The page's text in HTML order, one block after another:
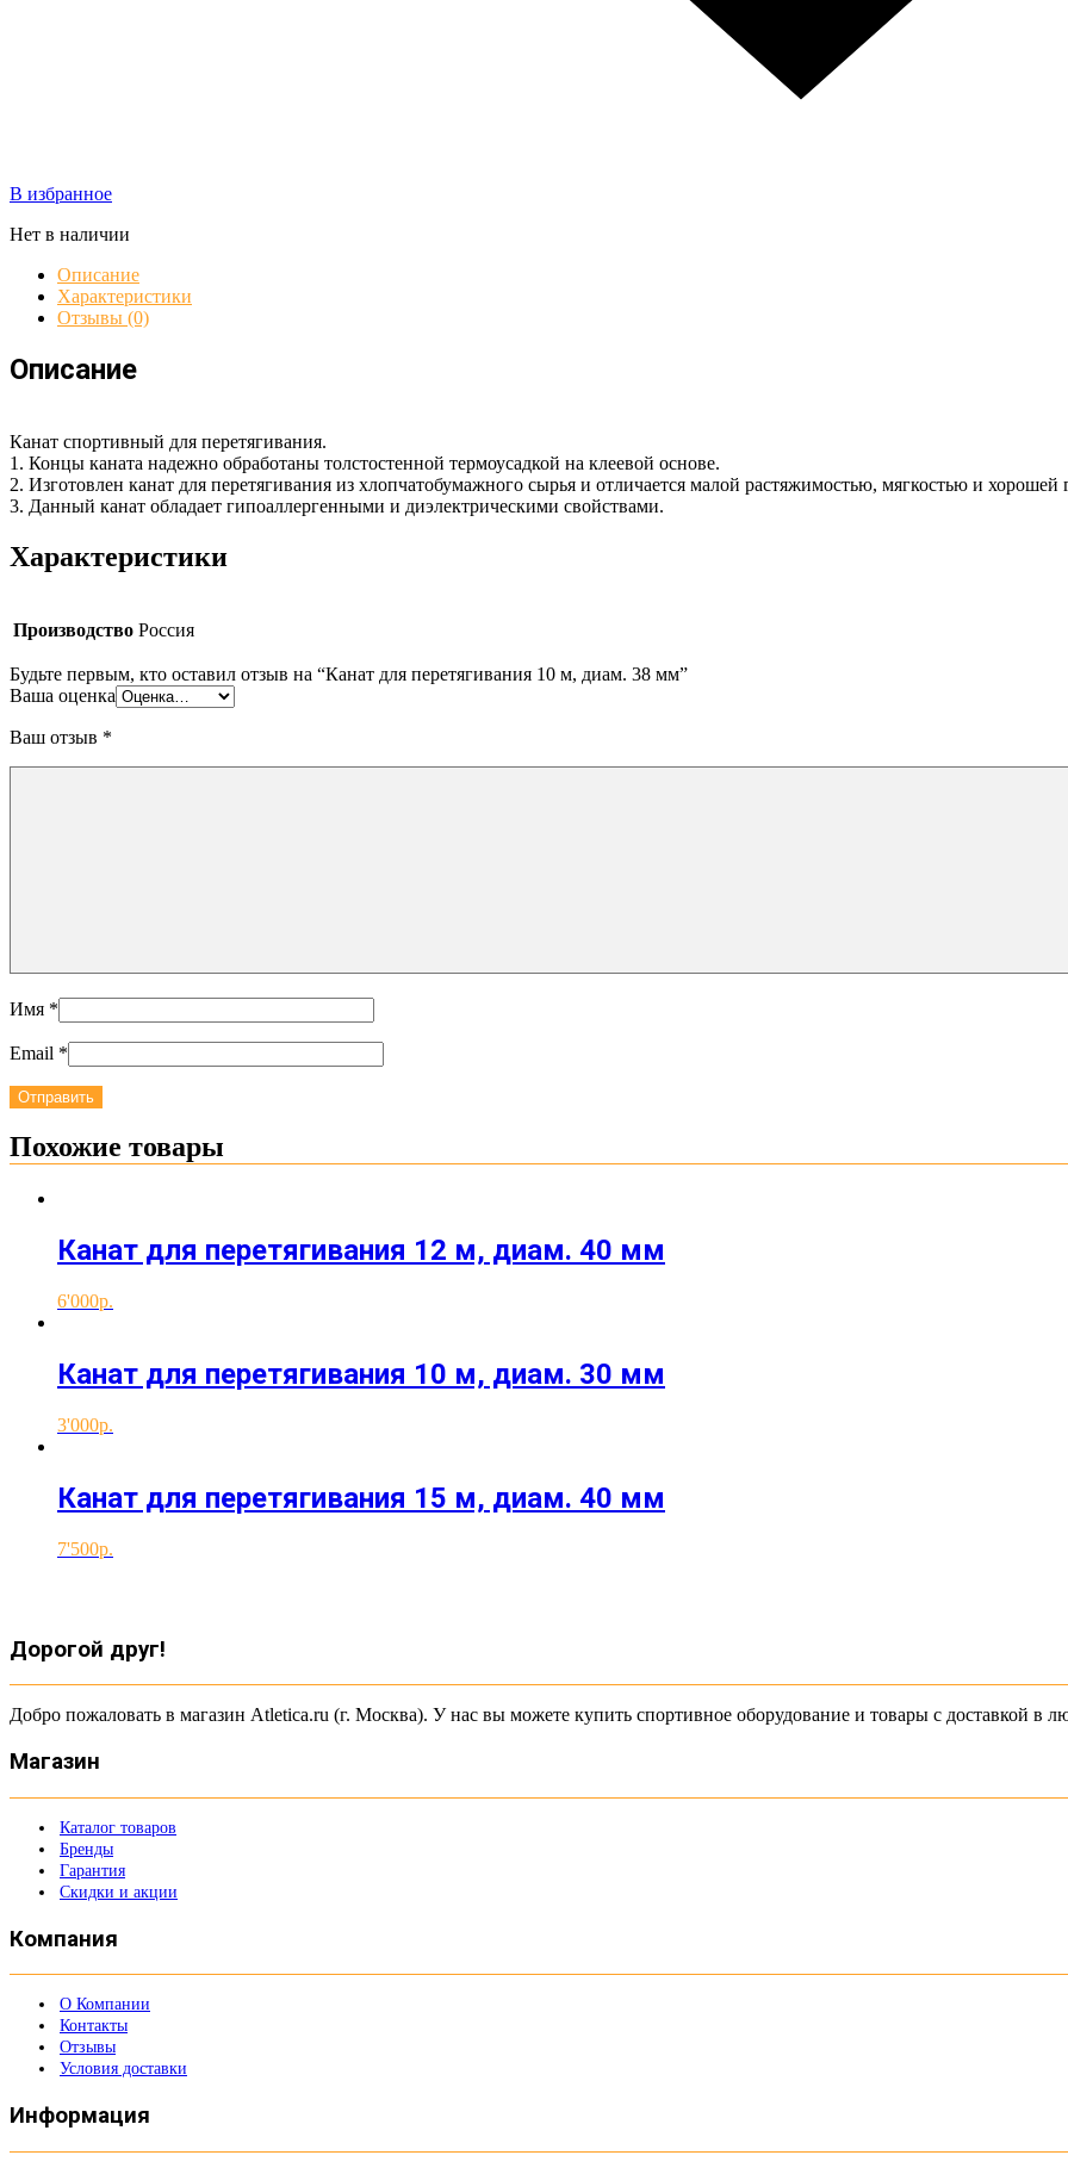
В избранное
Нет в наличии
Описание
Характеристики
Отзывы (0)
Описание
Канат спортивный для перетягивания.
1. Концы каната надежно обработаны толстостенной термоусадкой на клеевой основе.
2. Изготовлен канат для перетягивания из хлопчатобумажного сырья и отличается малой растяжимостью, мягкостью и хорошей
3. Данный канат обладает гипоаллергенными и диэлектрическими свойствами.
Характеристики
Производство Россия
Будьте первым, кто оставил отзыв на “Канат для перетягивания 10 м, диам. 38 мм”
Ваша оценка
Ваш отзыв *
Имя *
Email *
Похожие товары
Канат для перетягивания 12 м, диам. 40 мм
6'000
Канат для перетягивания 10 м, диам. 30 мм
3'000
Канат для перетягивания 15 м, диам. 40 мм
7'500
Дорогой друг!
Добро пожаловать в магазин Atletica.ru (г. Москва). У нас вы можете купить спортивное оборудование и товары с доставкой в
Магазин
Каталог товаров
Бренды
Гарантия
Скидки и акции
Компания
О Компании
Контакты
Отзывы
Условия доставки
Информация